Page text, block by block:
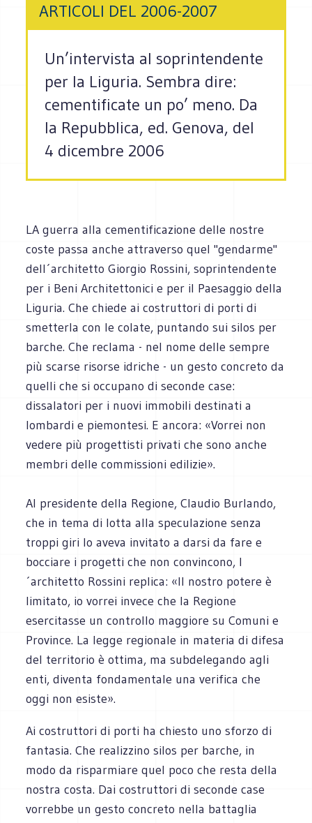
ARTICOLI DEL 2006-2007
Un’intervista al soprintendente
per la Liguria. Sembra dire:
cementificate un po’ meno. Da
la Repubblica, ed. Genova, del
4 dicembre 2006
LA guerra alla cementificazione delle nostre
coste passa anche attraverso quel "gendarme"
dell´architetto Giorgio Rossini, soprintendente
per i Beni Architettonici e per il Paesaggio della
Liguria. Che chiede ai costruttori di porti di
smetterla con le colate, puntando sui silos per
barche. Che reclama - nel nome delle sempre
più scarse risorse idriche - un gesto concreto da
quelli che si occupano di seconde case:
dissalatori per i nuovi immobili destinati a
lombardi e piemontesi. E ancora: «Vorrei non
vedere più progettisti privati che sono anche
membri delle commissioni edilizie».
Al presidente della Regione, Claudio Burlando,
che in tema di lotta alla speculazione senza
troppi giri lo aveva invitato a darsi da fare e
bocciare i progetti che non convincono, l
´architetto Rossini replica: «Il nostro potere è
limitato, io vorrei invece che la Regione
esercitasse un controllo maggiore su Comuni e
Province. La legge regionale in materia di difesa
del territorio è ottima, ma subdelegando agli
enti, diventa fondamentale una verifica che
oggi non esiste».
Ai costruttori di porti ha chiesto uno sforzo di
fantasia. Che realizzino silos per barche, in
modo da risparmiare quel poco che resta della
nostra costa. Dai costruttori di seconde case
vorrebbe un gesto concreto nella battaglia